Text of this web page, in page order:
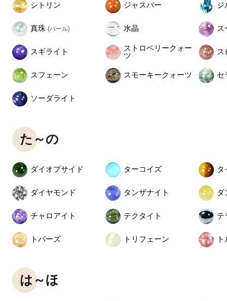
シトリン ジャスパー ジ
真珠 (パール) 水晶 ス
スギライト
ストロベリークォー
ツ
ス
スフェーン スモーキークォーツ セ
ソーダライト
た～の
ダイオプサイド ターコイズ タ
ダイヤモンド タンザナイト ダ
チャロアイト テクタイト テ
トパーズ トリフェーン
は～ほ